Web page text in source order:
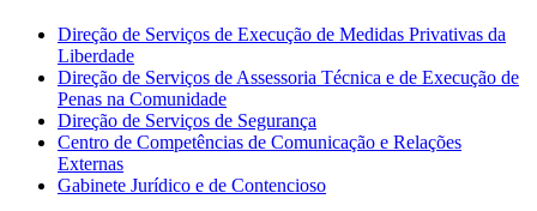
Direção de Serviços de Execução de Medidas Privativas da
Liberdade
Direção de Serviços de Assessoria Técnica e de Execução de
Penas na Comunidade
Direção de Serviços de Segurança
Centro de Competências de Comunicação e Relações
Externas
Gabinete Jurídico e de Contencioso